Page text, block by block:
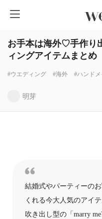
お手本は海外♡手作り
ィングアイテムまとめ
#ウエディング #海外 #ハンドメ
明芽
結婚式やパーティーの
くれる今大人気のアイ
吹き出し型の「marry